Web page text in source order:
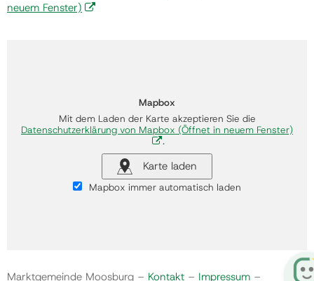
neuem Fenster)
Mapbox
Mit dem Laden der Karte akzeptieren Sie die
Datenschutzerklärung von Mapbox (Öffnet in neuem Fenster)
.
Karte laden
Mapbox immer automatisch laden
Marktgemeinde Moosburg – Kontakt – Impressum –